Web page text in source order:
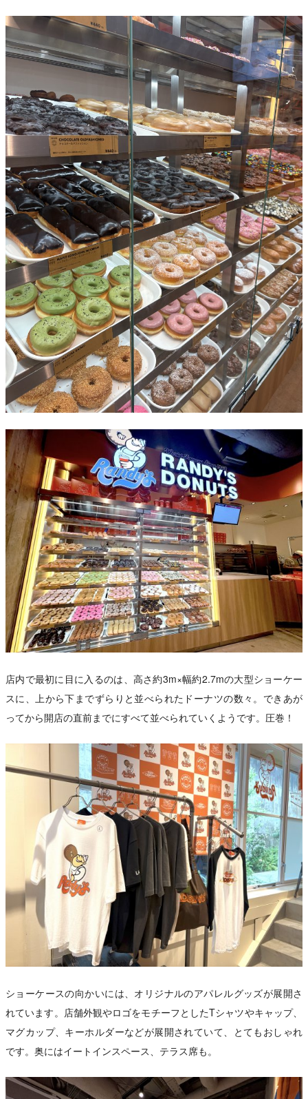
店内で最初に目に入るのは、高さ約3m×幅約2.7mの大型ショーケー
スに、上から下までずらりと並べられたドーナツの数々。できあが
ってから開店の直前までにすべて並べられていくようです。圧巻！
ショーケースの向かいには、オリジナルのアパレルグッズが展開さ
れています。店舗外観やロゴをモチーフとしたTシャツやキャップ、
マグカップ、キーホルダーなどが展開されていて、とてもおしゃれ
です。奥にはイートインスペース、テラス席も。